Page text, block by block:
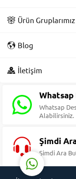
Ürün Gruplarımız
Blog
İletişim
Whatsap
Alabilirsiniz.
Şimdi
Şimdi Ara